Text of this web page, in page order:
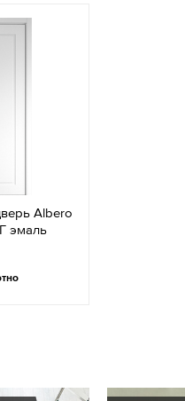
Albero
эмаль